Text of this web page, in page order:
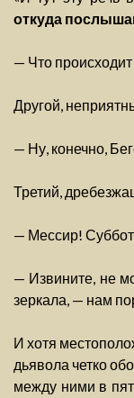
откуда
— Что
Другой,
— Ну, конечно,
Третий,
— Мессир!
— Извините, не
зеркала, — нам
И хотя
дьявола четко
между ними в